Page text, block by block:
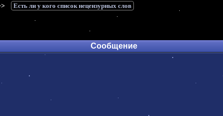
Есть ли у кого список нецензурных слов
Сообщение